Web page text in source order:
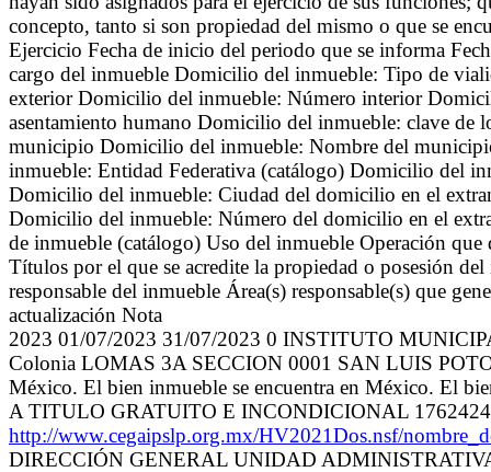
concepto, tanto si son propiedad del mismo o que se
Ejercicio Fecha de inicio del periodo que se informa
cargo del inmueble Domicilio del inmueble: Tipo de
exterior Domicilio del inmueble: Número interior
asentamiento humano Domicilio del inmueble: clave
municipio Domicilio del inmueble: Nombre del
inmueble: Entidad Federativa (catálogo) Domicilio del
Domicilio del inmueble: Ciudad del domicilio en el
Domicilio del inmueble: Número del domicilio en el
de inmueble (catálogo) Uso del inmueble Operación
Títulos por el que se acredite la propiedad o posesión
responsable del inmueble Área(s) responsable(s) que
actualización Nota
2023 01/07/2023 31/07/2023 0 INSTITUTO
Colonia LOMAS 3A SECCION 0001 SAN LUIS
México. El bien inmueble se encuentra en México. El
A TITULO GRATUITO E INCONDICIONAL
http://www.cegaipslp.org.mx/HV2021Dos.nsf/
DIRECCIÓN GENERAL UNIDAD